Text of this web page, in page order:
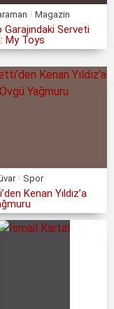
Magazin
Garajındaki Serveti
My Toys
Spor
Kenan Yıldız’a